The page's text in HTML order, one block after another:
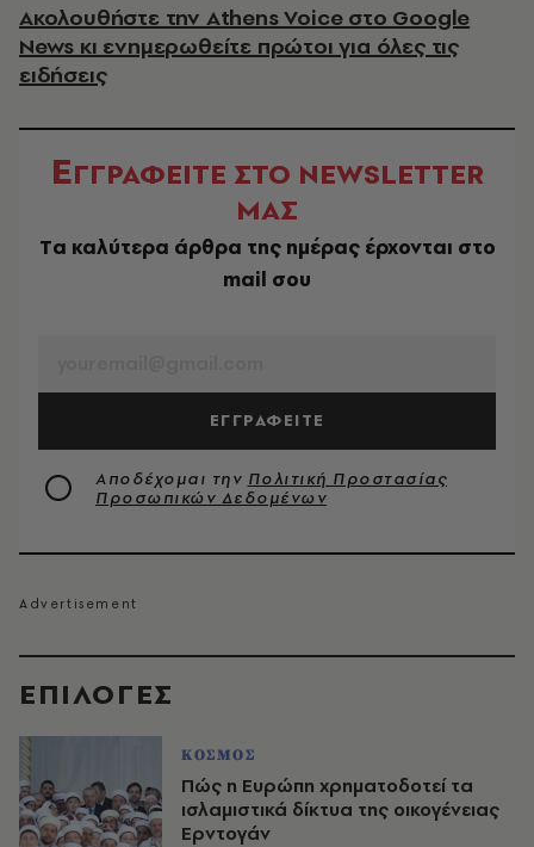
EΠΙΛΟΓΈΣ
ΚΟΣΜΟΣ
Πώς η Ευρώπη χρηματοδοτεί τα
ισλαμιστικά δίκτυα της οικογένειας
Ερντογάν
Ακολουθήστε την Athens Voice στο Google
News κι ενημερωθείτε πρώτοι για όλες τις
ειδήσεις
ΕΓΓΡΑΦΕΙΤΕ ΣΤΟ NEWSLETTER
ΜΑΣ
Tα καλύτερα άρθρα της ημέρας έρχονται στο
mail σου
ΕΓΓΡΑΦΕΙΤΕ
Αποδέχομαι την Πολιτική Προστασίας
Προσωπικών Δεδομένων